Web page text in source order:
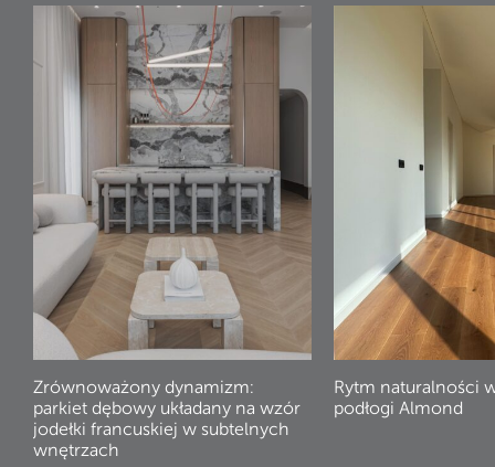
Zrównoważony dynamizm:
parkiet dębowy układany na wzór
jodełki francuskiej w subtelnych
wnętrzach
Rytm naturalności
podłogi Almond